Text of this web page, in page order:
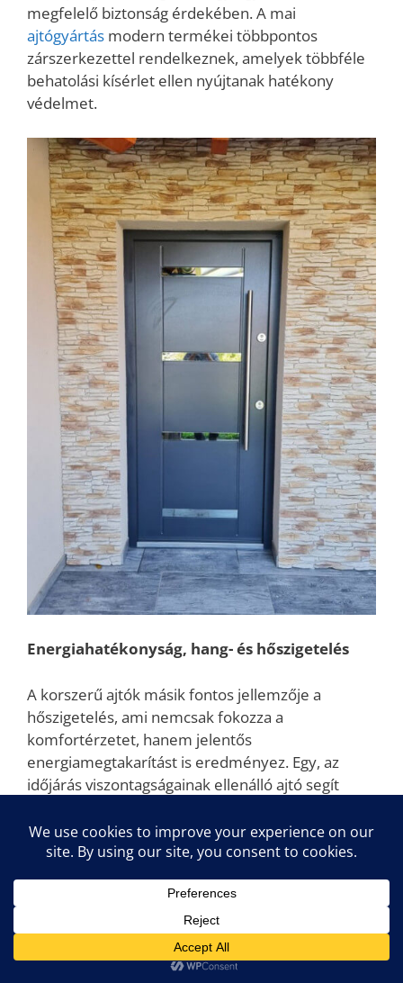
megfelelő biztonság érdekében. A mai
ajtógyártás modern termékei többpontos
zárszerkezettel rendelkeznek, amelyek többféle
behatolási kísérlet ellen nyújtanak hatékony
védelmet.
Energiahatékonyság, hang- és hőszigetelés
A korszerű ajtók másik fontos jellemzője a
hőszigetelés, ami nemcsak fokozza a
komfortérzetet, hanem jelentős
energiamegtakarítást is eredményez. Egy, az
időjárás viszontagságainak ellenálló ajtó segít
csökken a fűtési és hűtési költség.
A hangszigetelés pedig a zajok csillapításában
játszik fontos szerepet – ha csendre vágyunk,
kiszűri az utca hangjait, de a szomszédokkal sem
fogunk konfrontálódni azért, ha szeretünk
hangosan zenét hallgatni.